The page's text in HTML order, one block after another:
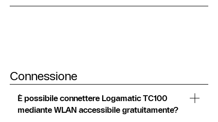
Connessione
È possibile connettere Logamatic TC100
mediante WLAN accessibile gratuitamente?